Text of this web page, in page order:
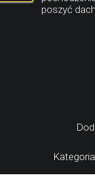
poszyć